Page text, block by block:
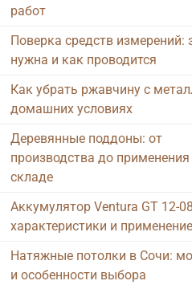
работ
Поверка средств измерений:
нужна и как проводится
Как убрать ржавчину с
домашних условиях
Деревянные поддоны: от
производства до применения
складе
Аккумулятор Ventura GT 12-
характеристики и применение
Натяжные потолки в Сочи:
и особенности выбора